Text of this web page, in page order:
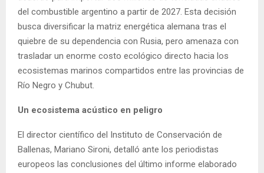
del combustible argentino a partir de 2027. Esta decisión
busca diversificar la matriz energética alemana tras el
quiebre de su dependencia con Rusia, pero amenaza con
trasladar un enorme costo ecológico directo hacia los
ecosistemas marinos compartidos entre las provincias de
Río Negro y Chubut.
Un ecosistema acústico en peligro
El director científico del Instituto de Conservación de
Ballenas, Mariano Sironi, detalló ante los periodistas
europeos las conclusiones del último informe elaborado